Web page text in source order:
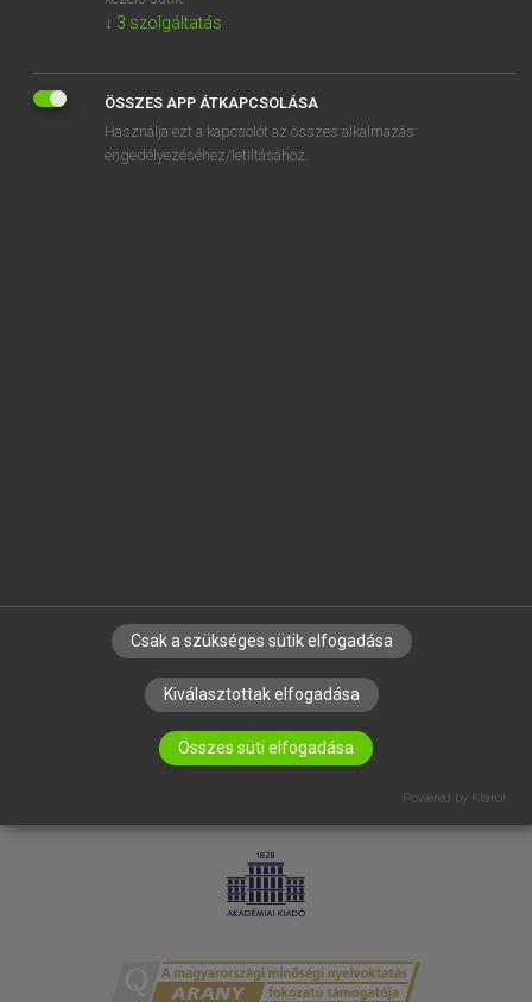
SZOTAR.NET APPLIKÁCIÓ
MICROSOFT OFFICE BŐVÍTMÉNY
ADATVÉDELEM
↓ 3 szolgáltatás
ÖSSZES APP ÁTKAPCSOLÁSA
Használja ezt a kapcsolót az összes alkalmazás
engedélyezéséhez/letiltásához.
Csak a szükséges sütik elfogadása
Kiválasztottak elfogadása
Összes süti elfogadása
Powered by Klaro!